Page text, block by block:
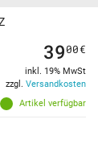
Artikel verfügbar
3900€
inkl. 19% MwSt
zzgl. Versandkosten